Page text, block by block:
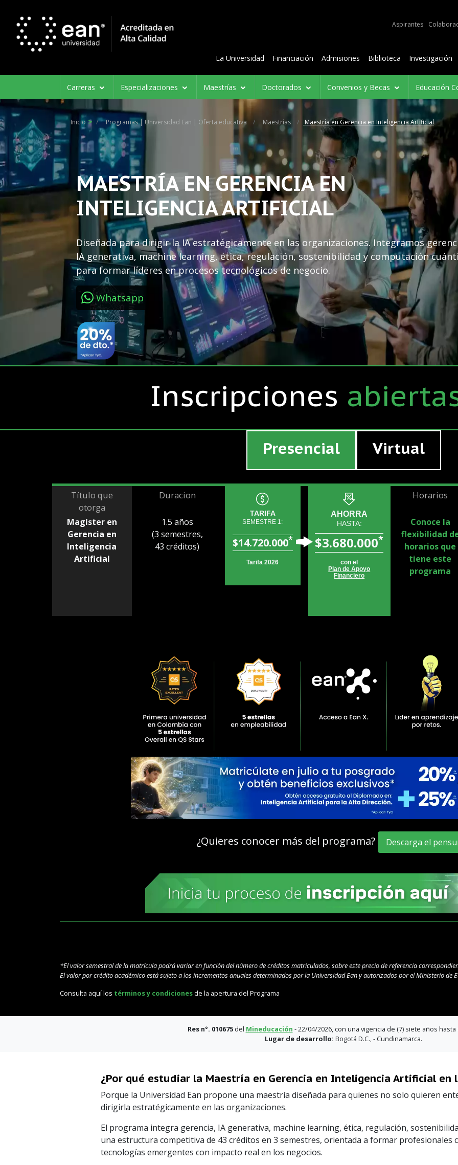
Aspirantes
La Universidad Financiación Admisiones Biblioteca Investigación
Navegación
principal
Carreras Especializaciones Maestrías Doctorados Convenios y Becas Educación
Inscripciones
Inicio Programas | Universidad Ean | Oferta educativa Maestrías Maestría en Gerencia en Inteligencia Artificial
MAESTRÍA EN GERENCIA EN
INTELIGENCIA ARTIFICIAL
Diseñada para dirigir la IA estratégicamente en las organizaciones. Integramos
IA generativa, machine learning, ética, regulación, sostenibilidad y computación
para formar líderes en procesos tecnológicos de negocio.
Whatsapp
Presencial Virtual
Título que
otorga
Magíster en
Gerencia en
Inteligencia
Artificial
Duracion
1.5 años
(3 semestres,
43 créditos)
TARIFA
SEMESTRE 1:
$14.720.000*
Tarifa 2026
AHORRA
HASTA:
$3.680.000*
con el
Plan de Apoyo
Financiero
Horarios
Conoce la
flexibilidad
horarios que
tiene este
programa
¿Quieres conocer más del programa? Descarga el
*El valor semestral de la matrícula podrá variar en función del número de créditos matriculados, sobre este precio de referencia
El valor por crédito académico está sujeto a los incrementos anuales determinados por la Universidad Ean y autorizados por el Ministerio de
Consulta aquí los términos y condicionesde la apertura del Programa
Res n°. 010675del Mineducación - 22/04/2026, con una vigencia de (7) siete años hasta
Lugar de desarrollo: Bogotá D.C., - Cundinamarca.
¿Por qué estudiar la Maestría en Gerencia en Inteligencia Artificial en
Porque la Universidad Ean propone una maestría diseñada para quienes no solo quieren
dirigirla estratégicamente en las organizaciones.
El programa integra gerencia, IA generativa, machine learning, ética, regulación,
una estructura competitiva de 43 créditos en 3 semestres, orientada a formar profesionales
tecnologías emergentes con impacto real en los negocios.